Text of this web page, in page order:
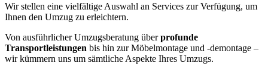
Wir stellen eine vielfältige Auswahl an Services zur Verfügung, um
Ihnen den Umzug zu erleichtern.
Von ausführlicher Umzugsberatung überprofunde
Transportleistungen bis hin zur Möbelmontage und -demontage –
wir kümmern uns um sämtliche Aspekte Ihres Umzugs.